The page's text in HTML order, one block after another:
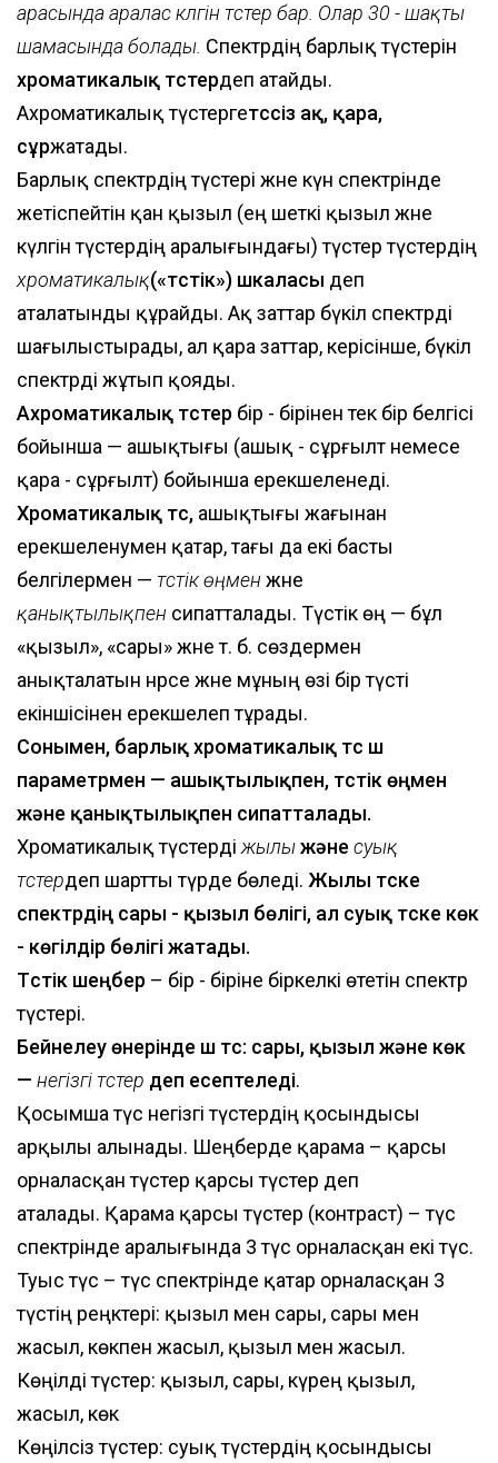
арасында аралас күлгін түстер бар. Олар 30 - шақты
шамасында болады. Спектрдің барлық түстерін
хроматикалық түстердеп атайды.
Ахроматикалық түстергетүссіз ақ, қара,
сұржатады.
Барлық спектрдің түстері және күн спектрінде
жетіспейтін қан қызыл (ең шеткі қызыл және
күлгін түстердің аралығындағы) түстер түстердің
хроматикалық(«түстік») шкаласы деп
аталатынды құрайды. Ақ заттар бүкіл спектрді
шағылыстырады, ал қара заттар, керісінше, бүкіл
спектрді жұтып қояды.
Ахроматикалық түстер бір - бірінен тек бір белгісі
бойынша — ашықтығы (ашық - сұрғылт немесе
қара - сұрғылт) бойынша ерекшеленеді.
Хроматикалық түс, ашықтығы жағынан
ерекшеленумен қатар, тағы да екі басты
белгілермен — түстік өңмен және
қанықтылықпен сипатталады. Түстік өң — бұл
«қызыл», «сары» және т. б. сөздермен
анықталатын нәрсе және мұның өзі бір түсті
екіншісінен ерекшелеп тұрады.
Сонымен, барлық хроматикалық түс үш
параметрмен — ашықтылықпен, түстік өңмен
және қанықтылықпен сипатталады.
Хроматикалық түстерді жылыжәне суық
түстердеп шартты түрде бөледі. Жылы түске
спектрдің сары - қызыл бөлігі, ал суық түске көк
- көгілдір бөлігі жатады.
Түстік шеңбер – бір - біріне біркелкі өтетін спектр
түстері.
Бейнелеу өнерінде үш түс: сары, қызыл және көк
— негізгі түстер деп есептеледі.
Қосымша түс негізгі түстердің қосындысы
арқылы алынады. Шеңберде қарама – қарсы
орналасқан түстер қарсы түстер деп
аталады. Қарама қарсы түстер (контраст) – түс
спектрінде аралығында 3 түс орналасқан екі түс.
Туыс түс – түс спектрінде қатар орналасқан 3
түстің реңктері: қызыл мен сары, сары мен
жасыл, көкпен жасыл, қызыл мен жасыл.
Көңілді түстер: қызыл, сары, күрең қызыл,
жасыл, көк
Көңілсіз түстер: суық түстердің қосындысы